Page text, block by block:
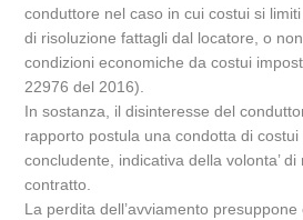
conduttore nel caso in cui costui si
di risoluzione fattagli dal locatore, o
condizioni economiche da costui
22976 del 2016).
In sostanza, il disinteresse del
rapporto postula una condotta di costui
concludente, indicativa della volonta’
contratto.
La perdita dell’avviamento presuppone